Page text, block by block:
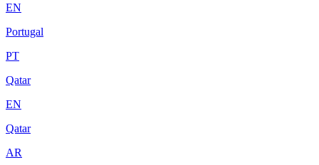
EN
Portugal
PT
Qatar
EN
Qatar
AR